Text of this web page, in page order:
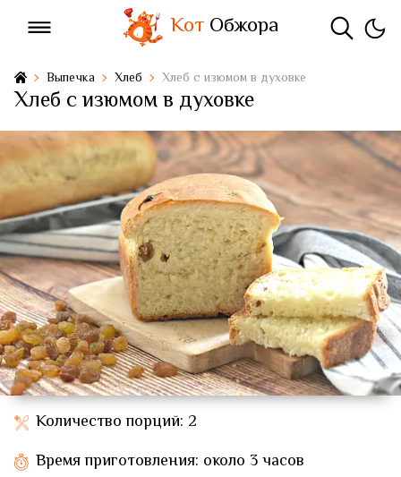
КотОбжора
Выпечка Хлеб Хлеб с изюмом в духовке
Хлеб с изюмом в духовке
Количество порций: 2
Время приготовления: около 3 часов